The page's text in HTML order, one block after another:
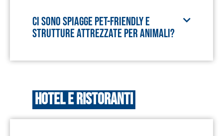
Ci sono spiagge pet-friendly e
strutture attrezzate per animali?
Hotel e ristoranti